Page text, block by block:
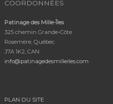
COORDONNÉES
Patinage des Mille-Îles
325 chemin Grande-Côte
Rosemère, Québec
J7A 1K2, CAN
info@patinagedesmilleiles.com
PLAN DU SITE